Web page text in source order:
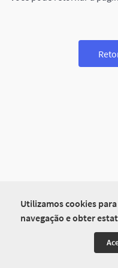
Utilizamos cookies
navegação e obter